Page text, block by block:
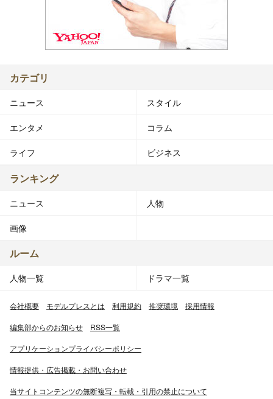
カテゴリ
ニュース スタイル
エンタメ コラム
ライフ ビジネス
ランキング
ニュース 人物
画像
ルーム
人物一覧 ドラマ一覧
会社概要 モデルプレスとは 利用規約 推奨環境 採用情報
編集部からのお知らせ RSS一覧
アプリケーションプライバシーポリシー
情報提供・広告掲載・お問い合わせ
当サイトコンテンツの無断複写・転載・引用の禁止について